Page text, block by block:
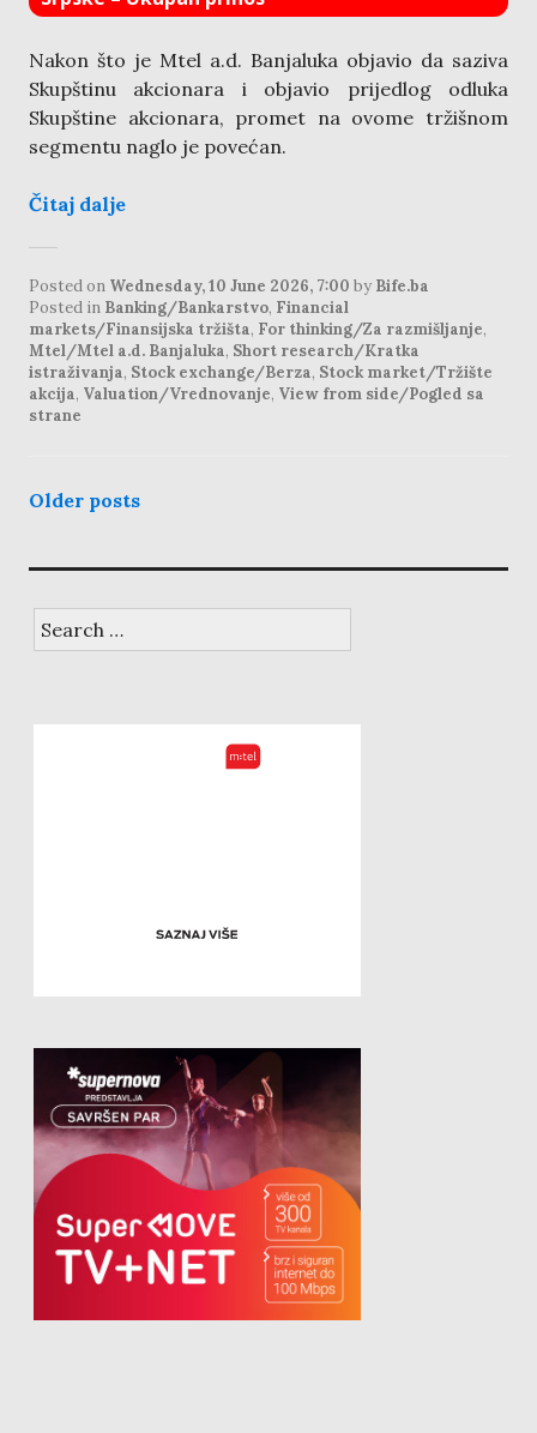
Nakon što je Mtel a.d. Banjaluka objavio da saziva
Skupštinu akcionara i objavio prijedlog odluka
Skupštine akcionara, promet na ovome tržišnom
segmentu naglo je povećan.
Čitaj dalje
Posted on Wednesday, 10 June 2026, 7:00 by Bife.ba
Posted in Banking/Bankarstvo, Financial
markets/Finansijska tržišta, For thinking/Za razmišljanje,
Mtel/Mtel a.d. Banjaluka, Short research/Kratka
istraživanja, Stock exchange/Berza, Stock market/Tržište
akcija, Valuation/Vrednovanje, View from side/Pogled sa
strane
posts
navigation
Older posts
for: